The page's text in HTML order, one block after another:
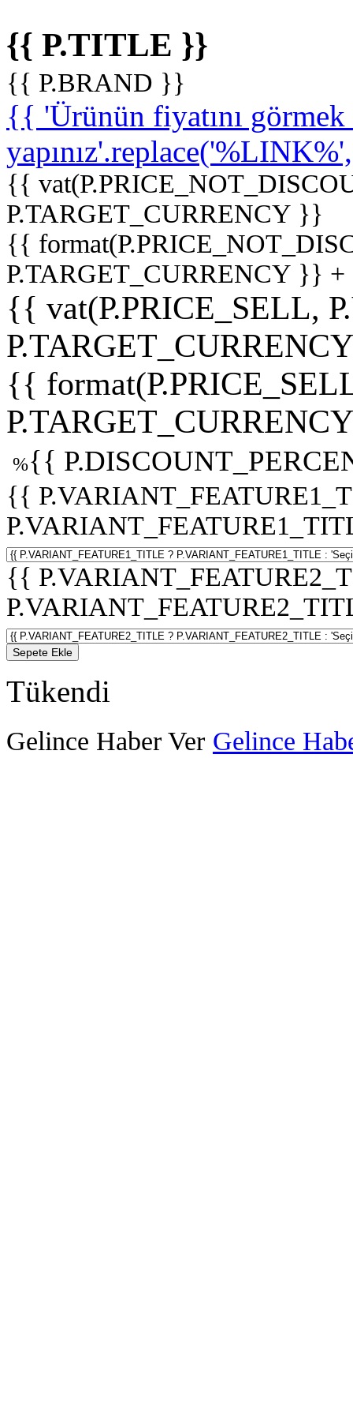
{{ P.TITLE }}
{{ P.BRAND }}
{{ 'Ürünün fiyatını
{{
P.TARGET_CURRENCY }}
{{
P.TARGET_CURRENCY }}
{{ vat(P.PRICE_SELL,
{{
%{{
{{
{{
Sepete Ekle
Tükendi
Gelince Haber Ver Gelince